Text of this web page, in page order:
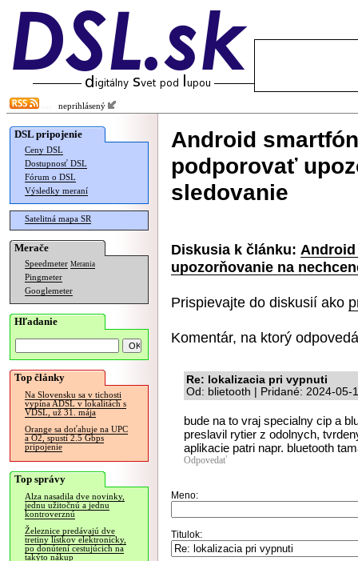
neprihlásený
DSL pripojenie
Ceny DSL
Dostupnosť DSL
Fórum o DSL
Výsledky meraní
Satelitná mapa SR
Merače
Speedmeter Merania
Pingmeter
Googlemeter
Hľadanie
Top články
Na Slovensku sa v tichosti
vypína ADSL v lokalitách s
VDSL, už 31. mája
Orange sa doťahuje na UPC
a O2, spustí 2.5 Gbps
pripojenie
Top správy
Alza nasadila dve novinky,
jednu užitočnú a jednu
kontroverznú
Železnice predávajú dve
tretiny lístkov elektronicky,
po donútení cestujúcich na
takýto nákup
Android
podporovať
sledovanie
Diskusia k článku:
upozorňovanie na
Prispievajte do diskusií ako
Komentár, na ktorý
Re: lokalizacia pri vypnuti
Od: blietooth | Pridané: 2024-05-
bude na to vraj specialny cip a
preslavil rytier z odolnych,
aplikacie patri napr. bluetooth
Odpovedať
Meno:
Titulok: